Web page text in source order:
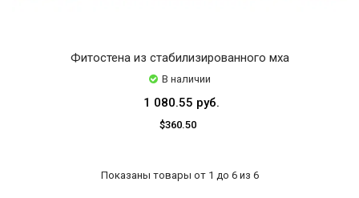
Фитостена из стабилизированного мха
В наличии
1 080.55 руб.
$360.50
Показаны товары от 1 до 6 из 6